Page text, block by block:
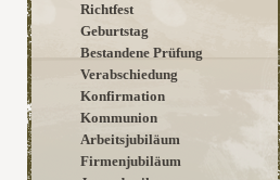
Richtfest
Geburtstag
Bestandene Prüfung
Verabschiedung
Konfirmation
Kommunion
Arbeitsjubiläum
Firmenjubiläum